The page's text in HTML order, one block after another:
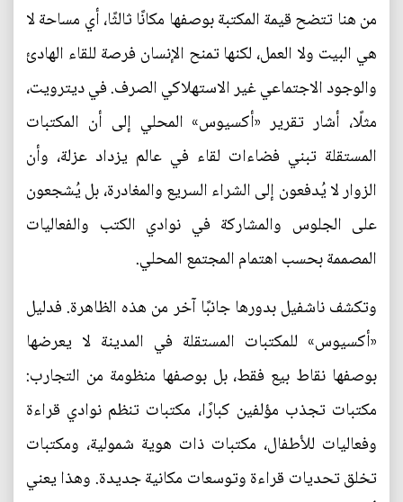
من هنا تتضح قيمة المكتبة بوصفها مكانًا ثالثًا، أي مساحة لا
هي البيت ولا العمل، لكنها تمنح الإنسان فرصة للقاء الهادئ
والوجود الاجتماعي غير الاستهلاكي الصرف. في ديترويت،
مثلًا، أشار تقرير «أكسيوس» المحلي إلى أن المكتبات
المستقلة تبني فضاءات لقاء في عالم يزداد عزلة، وأن
الزوار لا يُدفعون إلى الشراء السريع والمغادرة، بل يُشجعون
على الجلوس والمشاركة في نوادي الكتب والفعاليات
المصممة بحسب اهتمام المجتمع المحلي.
وتكشف ناشفيل بدورها جانبًا آخر من هذه الظاهرة. فدليل
«أكسيوس» للمكتبات المستقلة في المدينة لا يعرضها
بوصفها نقاط بيع فقط، بل بوصفها منظومة من التجارب:
مكتبات تجذب مؤلفين كبارًا، مكتبات تنظم نوادي قراءة
وفعاليات للأطفال، مكتبات ذات هوية شمولية، ومكتبات
تخلق تحديات قراءة وتوسعات مكانية جديدة. وهذا يعني